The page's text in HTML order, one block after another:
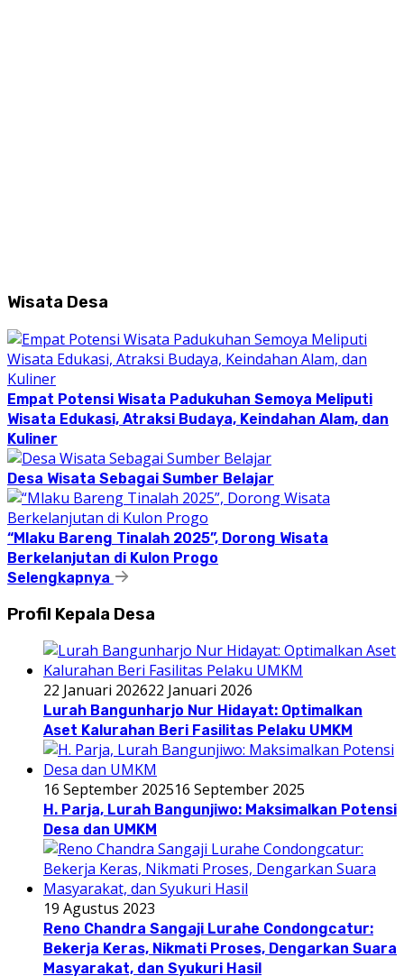
Wisata Desa
Empat Potensi Wisata Padukuhan Semoya Meliputi
Wisata Edukasi, Atraksi Budaya, Keindahan Alam, dan
Kuliner
Desa Wisata Sebagai Sumber Belajar
“Mlaku Bareng Tinalah 2025”, Dorong Wisata
Berkelanjutan di Kulon Progo
Selengkapnya
Profil Kepala Desa
22 Januari 202622 Januari 2026
Lurah Bangunharjo Nur Hidayat: Optimalkan
Aset Kalurahan Beri Fasilitas Pelaku UMKM
16 September 202516 September 2025
H. Parja, Lurah Bangunjiwo: Maksimalkan Potensi
Desa dan UMKM
19 Agustus 2023
Reno Chandra Sangaji Lurahe Condongcatur:
Bekerja Keras, Nikmati Proses, Dengarkan Suara
Masyarakat, dan Syukuri Hasil